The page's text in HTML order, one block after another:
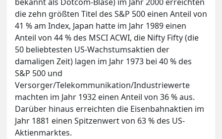
die zehn größten Titel des S&P 500 einen Anteil von
41 % am Index, Japan hatte im Jahr 1989 einen
Anteil von 44 % des MSCI ACWI, die Nifty Fifty (die
50 beliebtesten US-Wachstumsaktien der
damaligen Zeit) lagen im Jahr 1973 bei 40 % des
S&P 500 und
Versorger/Telekommunikation/Industriewerte
machten im Jahr 1932 einen Anteil von 36 % aus.
Darüber hinaus erreichten die Eisenbahnaktien im
Jahr 1881 einen Spitzenwert von 63 % des US-
Aktienmarktes.